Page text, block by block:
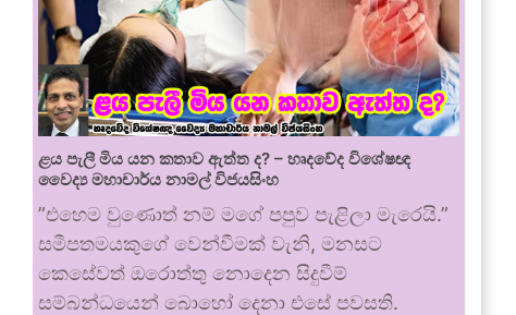
ළය පැලී මිය යන කතාව ඇත්ත ද? – හෘදවේද විශේෂඥ
වෛද්‍ය මහාචාර්ය නාමල් විජයසිංහ
​”එහෙම වුණොත් නම් මගේ පපුව පැළිලා මැරෙයි.”
සමීපතමයකුගේ වෙන්වීමක් වැනි, මනසට
කෙසේවත් ඔරොත්තු නොදෙන සිදුවීම්
සම්බන්ධයෙන් බොහෝ දෙනා එසේ පවසති.